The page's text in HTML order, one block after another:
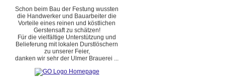
Schon beim Bau der Festung wussten
die Handwerker und Bauarbeiter die
Vorteile eines reinen und köstlichen
Gerstensaft zu schätzen!
Für die vielfältige Unterstützung und
Belieferung mit lokalen Durstlöschern
zu unserer Feier,
danken wir sehr der Ulmer Brauerei ...